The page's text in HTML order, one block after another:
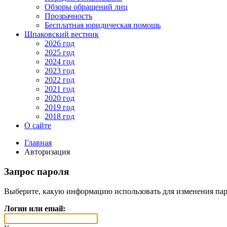
Обзоры обращений лиц
Прозрачность
Бесплатная юридическая помощь
Шпаковский вестник
2026 год
2025 год
2024 год
2023 год
2022 год
2021 год
2020 год
2019 год
2018 год
О сайте
Главная
Авторизация
Запрос пароля
Выберите, какую информацию использовать для изменения
Логин или email: